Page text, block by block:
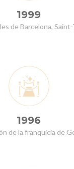
1999
de Barcelona,
1996
de la franquicia de